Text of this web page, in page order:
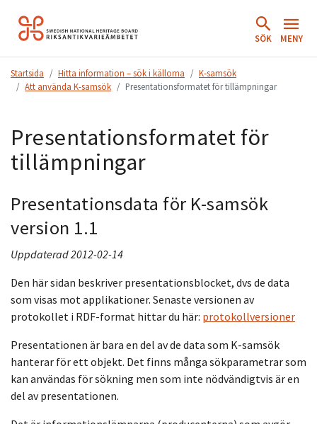
Hoppa
till
SÖK MENY
Startsida Hitta information – sök i källorna
K-samsök
Att använda K-samsök
Presentationsformatet för tillämpningar
Presentationsformatet för
tillämpningar
Presentationsdata för K-samsök
version 1.1
Uppdaterad 2012-02-14
Den här sidan beskriver presentationsblocket, dvs de data
som visas mot applikationer. Senaste versionen av
protokollet i RDF-format hittar du här: protokollversioner
Presentationen är bara en del av de data som K-samsök
hanterar för ett objekt. Det finns många sökparametrar som
kan användas för sökning men som inte nödvändigtvis är en
del av presentationen.